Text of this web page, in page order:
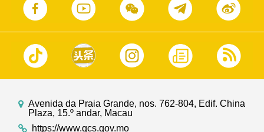
Avenida da Praia Grande, nos. 762-804, Edif. China
Plaza, 15.º andar, Macau
https://www.gcs.gov.mo